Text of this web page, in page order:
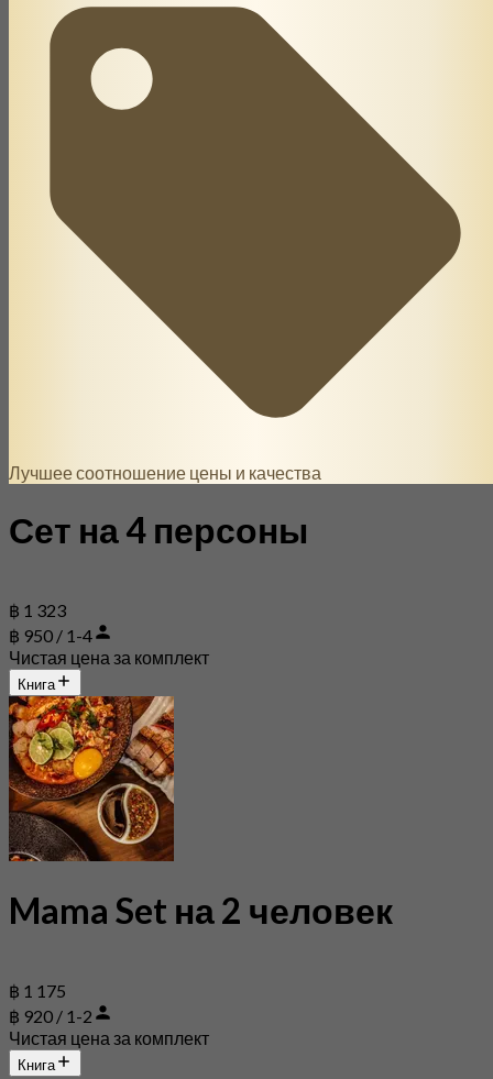
Лучшее соотношение цены и качества
Сет на 4 персоны
฿ 1 323
฿ 950 / 1-4
Чистая цена за комплект
Книга
Mama Set на 2 человек
฿ 1 175
฿ 920 / 1-2
Чистая цена за комплект
Книга